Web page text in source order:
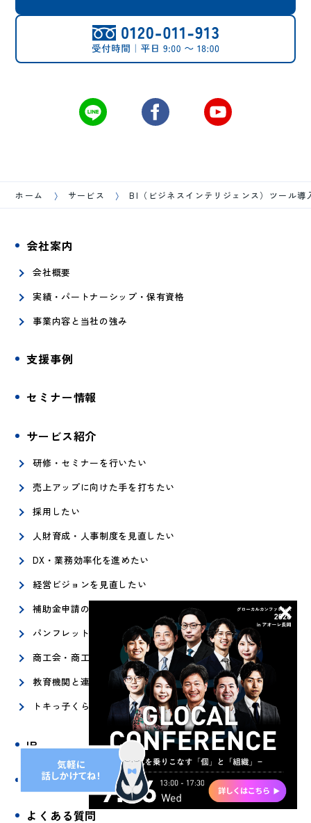
ホーム サービス BI（ビジネスインテリジェンス）ツール導
会社案内
会社概要
実績・パートナーシップ・保有資格
事業内容と当社の強み
支援事例
セミナー情報
サービス紹介
研修・セミナーを行いたい
売上アップに向けた手を打ちたい
採用したい
人財育成・人事制度を見直したい
DX・業務効率化を進めたい
経営ビジョンを見直したい
補助金申請の相談に乗ってほしい
パンフレット・ロゴ・WEBサイト・動画を制作したい
商工会・商工会議所の方へ
教育機関と連携したい
トキっ子くらぶサービスを利用したい
IR
スタッフ紹介
よくある質問